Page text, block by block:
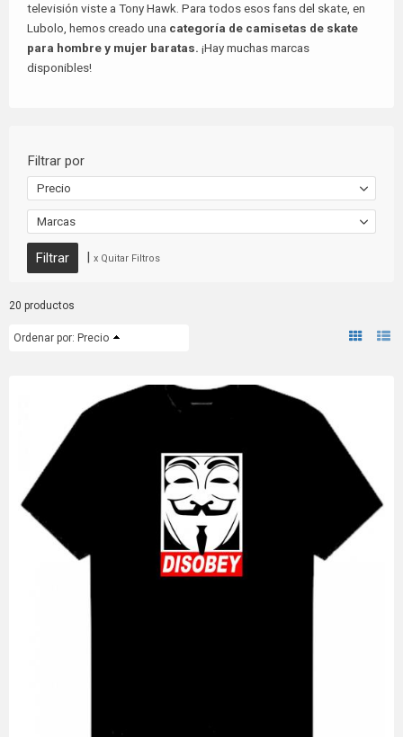
televisión viste a Tony Hawk. Para todos esos fans del skate, en
Lubolo, hemos creado una categoría de camisetas de skate
para hombre y mujer baratas. ¡Hay muchas marcas
disponibles!
Filtrar por
Precio
Marcas
| x Quitar Filtros
20 productos
Ordenar por: Precio